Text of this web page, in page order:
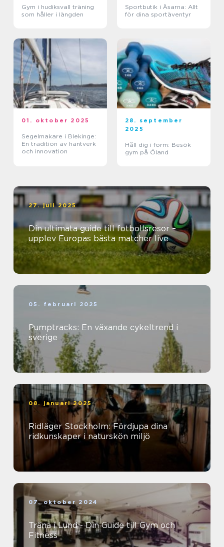
Gym i hudiksvall träning
som håller i längden
Sportbutik i Åsarna: Allt
för dina sportäventyr
01. oktober 2025
Segelmakare i Blekinge:
En tradition av hantverk
och innovation
28. september
2025
Håll dig i form: Besök
gym på Öland
27. juli 2025
Din ultimata guide till fotbollsresor –
upplev Europas bästa matcher live
05. februari 2025
Pumptracks: En växande cykeltrend i
sverige
08. januari 2025
Ridläger Stockholm: Fördjupa dina
ridkunskaper i naturskön miljö
07. oktober 2024
Träna i Lund - Din Guide till Gym och
Fitness